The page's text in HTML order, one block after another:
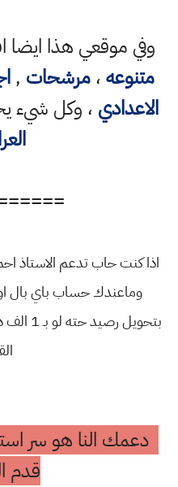
وفي موقعي هذا ايضا
متنوعه،مرشحات ,
الاعدادي ، وكل
اذا كنت حاب تدعم الاستاذ
وماعندك حساب باي بال
بتحويل
دعمك النا هو سر
قدم